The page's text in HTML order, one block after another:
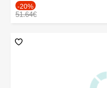
-20%
51.64€